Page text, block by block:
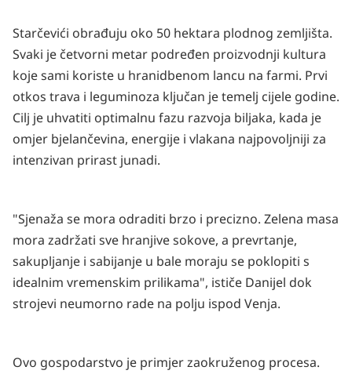
Starčevići obrađuju oko 50 hektara plodnog zemljišta.
Svaki je četvorni metar podređen proizvodnji kultura
koje sami koriste u hranidbenom lancu na farmi. Prvi
otkos trava i leguminoza ključan je temelj cijele godine.
Cilj je uhvatiti optimalnu fazu razvoja biljaka, kada je
omjer bjelančevina, energije i vlakana najpovoljniji za
intenzivan prirast junadi.
"Sjenaža se mora odraditi brzo i precizno. Zelena masa
mora zadržati sve hranjive sokove, a prevrtanje,
sakupljanje i sabijanje u bale moraju se poklopiti s
idealnim vremenskim prilikama", ističe Danijel dok
strojevi neumorno rade na polju ispod Venja.
Ovo gospodarstvo je primjer zaokruženog procesa.